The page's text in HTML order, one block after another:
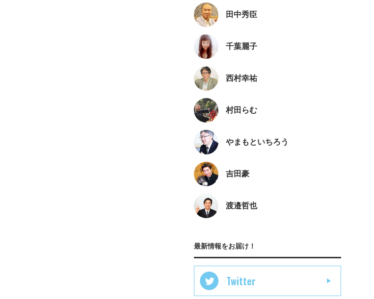
田中秀臣
千葉麗子
西村幸祐
村田らむ
やまもといちろう
吉田豪
渡邉哲也
最新情報をお届け！
Twitter